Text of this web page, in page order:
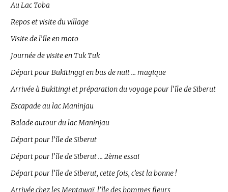
Au Lac Toba
Repos et visite du village
Visite de l’île en moto
Journée de visite en Tuk Tuk
Départ pour Bukitinggi en bus de nuit … magique
Arrivée à Bukitingi et préparation du voyage pour l’île de Siberut
Escapade au lac Maninjau
Balade autour du lac Maninjau
Départ pour l’île de Siberut
Départ pour l’île de Siberut … 2ème essai
Départ pour l’île de Siberut, cette fois, c’est la bonne !
Arrivée chez les Mentawaï, l’île des hommes fleurs